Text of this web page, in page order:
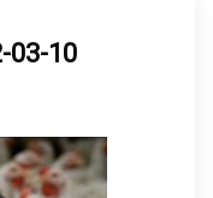
03-10